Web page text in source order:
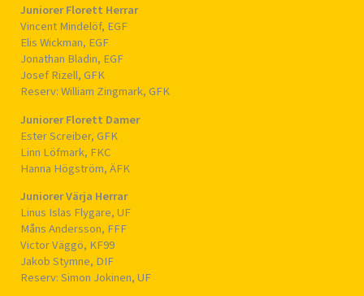
Juniorer Florett Herrar
Vincent Mindelöf, EGF
Elis Wickman, EGF
Jonathan Bladin, EGF
Josef Rizell, GFK
Reserv: William Zingmark, GFK
Juniorer Florett Damer
Ester Screiber, GFK
Linn Löfmark, FKC
Hanna Högström, ÄFK
Juniorer Värja Herrar
Linus Islas Flygare, UF
Måns Andersson, FFF
Victor Väggö, KF99
Jakob Stymne, DIF
Reserv: Simon Jokinen, UF